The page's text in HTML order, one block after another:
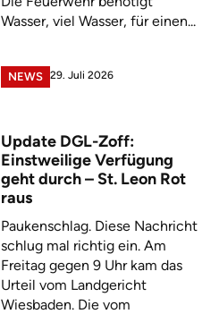
Wasser, viel Wasser, für einen...
NEWS 29. Juli 2026
Update DGL-Zoff:
Einstweilige Verfügung
geht durch – St. Leon Rot
raus
Paukenschlag. Diese Nachricht
schlug mal richtig ein. Am
Freitag gegen 9 Uhr kam das
Urteil vom Landgericht
Wiesbaden. Die vom